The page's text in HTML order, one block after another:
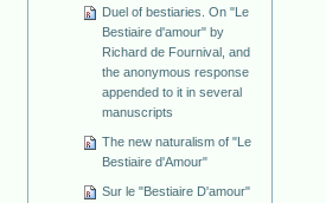
Duel of bestiaries. On "Le
Bestiaire d'amour" by
Richard de Fournival, and
the anonymous response
appended to it in several
manuscripts
The new naturalism of "Le
Bestiaire d'Amour"
Sur le "Bestiaire D'amour"